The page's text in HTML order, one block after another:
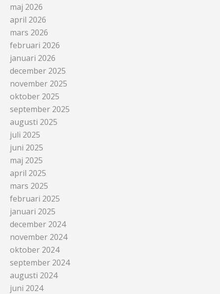
maj 2026
april 2026
mars 2026
februari 2026
januari 2026
december 2025
november 2025
oktober 2025
september 2025
augusti 2025
juli 2025
juni 2025
maj 2025
april 2025
mars 2025
februari 2025
januari 2025
december 2024
november 2024
oktober 2024
september 2024
augusti 2024
juni 2024